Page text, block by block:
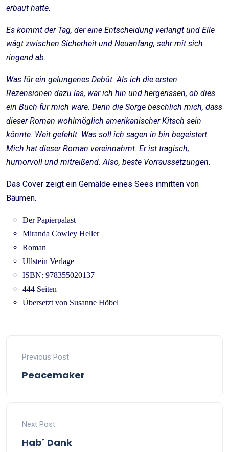
erbaut hatte.
Es kommt der Tag, der eine Entscheidung verlangt und Elle
wägt zwischen Sicherheit und Neuanfang, sehr mit sich
ringend ab.
Was für ein gelungenes Debüt. Als ich die ersten
Rezensionen dazu las, war ich hin und hergerissen, ob dies
ein Buch für mich wäre. Denn die Sorge beschlich mich, dass
dieser Roman wohlmöglich amerikanischer Kitsch sein
könnte. Weit gefehlt. Was soll ich sagen in bin begeistert.
Mich hat dieser Roman vereinnahmt. Er ist tragisch,
humorvoll und mitreißend. Also, beste Vorraussetzungen.
Das Cover zeigt ein Gemälde eines Sees inmitten von
Bäumen.
Der Papierpalast
Miranda Cowley Heller
Roman
Ullstein Verlage
ISBN: 978355020137
444 Seiten
Übersetzt von Susanne Höbel
Previous Post
Peacemaker
Next Post
Hab´ Dank